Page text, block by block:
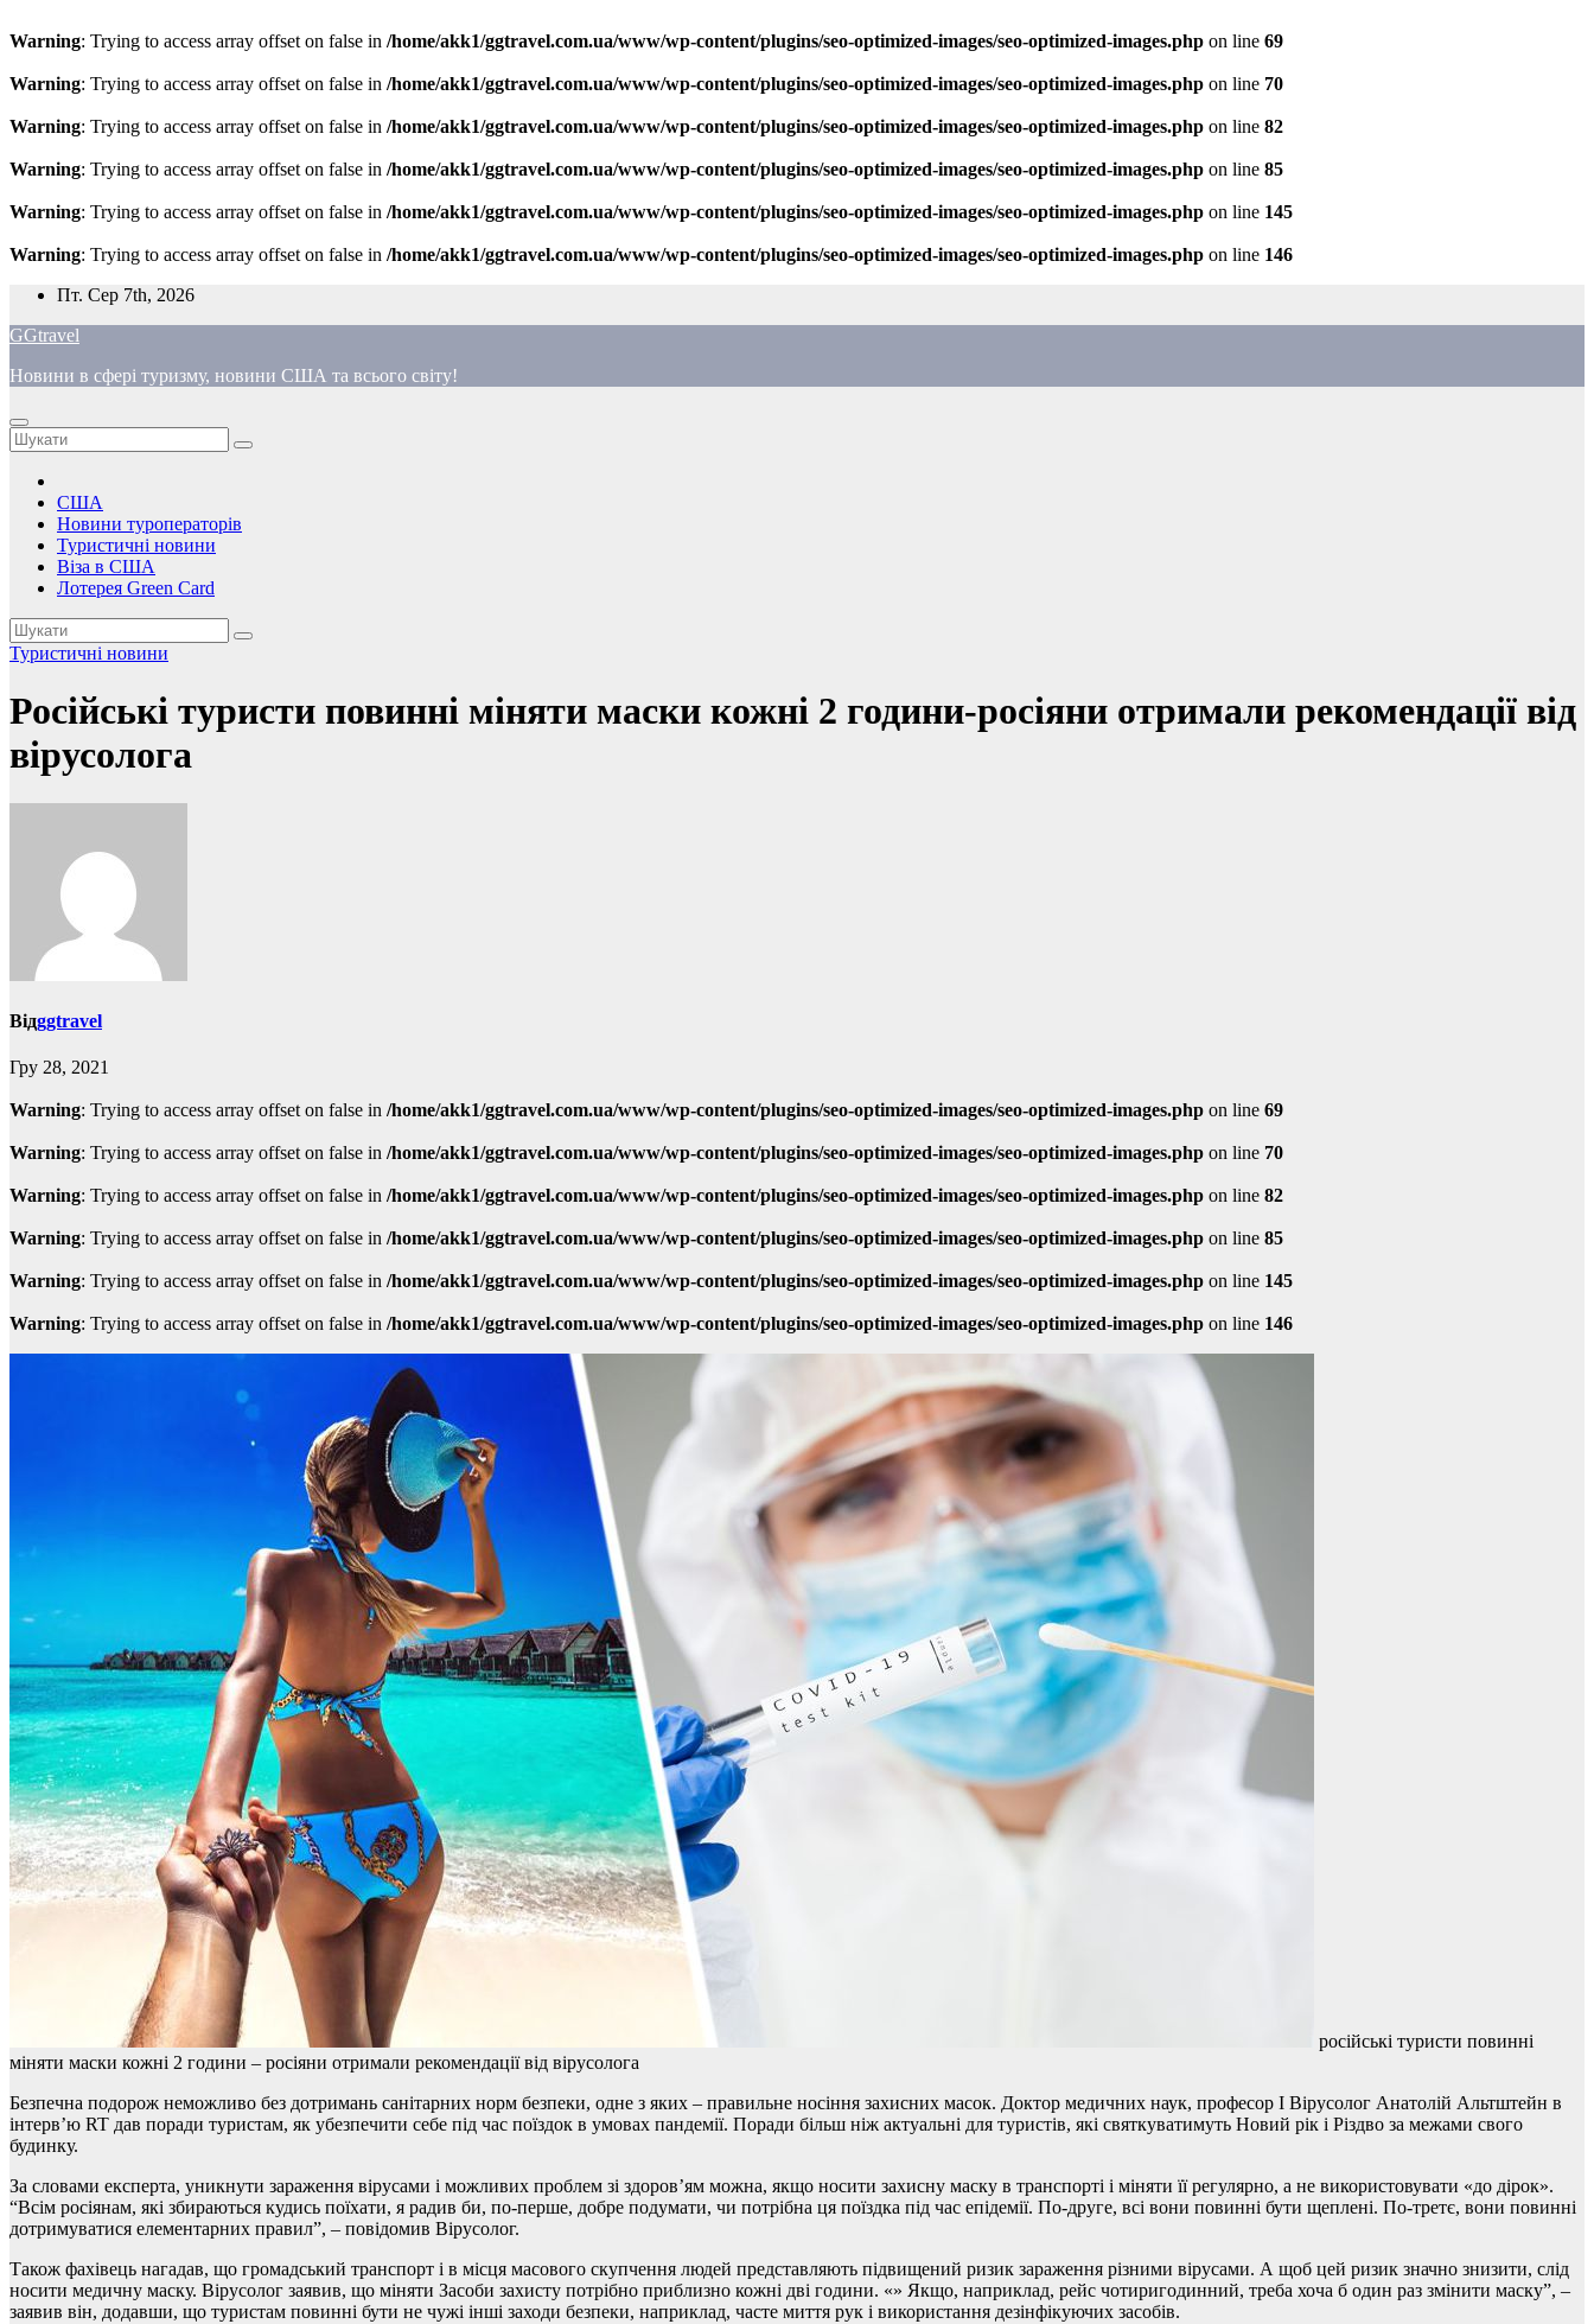
Warning: Trying to access array offset on false in /home/akk1/ggtravel.com.ua/www/wp-content/plugins/seo-optimized-images/seo-optimized-images.php on line 69
Warning: Trying to access array offset on false in /home/akk1/ggtravel.com.ua/www/wp-content/plugins/seo-optimized-images/seo-optimized-images.php on line 70
Warning: Trying to access array offset on false in /home/akk1/ggtravel.com.ua/www/wp-content/plugins/seo-optimized-images/seo-optimized-images.php on line 82
Warning: Trying to access array offset on false in /home/akk1/ggtravel.com.ua/www/wp-content/plugins/seo-optimized-images/seo-optimized-images.php on line 85
Warning: Trying to access array offset on false in /home/akk1/ggtravel.com.ua/www/wp-content/plugins/seo-optimized-images/seo-optimized-images.php on line 145
Warning: Trying to access array offset on false in /home/akk1/ggtravel.com.ua/www/wp-content/plugins/seo-optimized-images/seo-optimized-images.php on line 146
Перейти
вмісту
Пт. Сер 7th, 2026
GGtravel
Новини в сфері туризму, новини США та всього світу!
США
Новини туроператорів
Туристичні новини
Віза в США
Лотерея Green Card
Туристичні новини
Російські туристи повинні міняти маски кожні 2 години-росіяни отримали рекомендації від
вірусолога
Відggtravel
Гру 28, 2021
Warning: Trying to access array offset on false in /home/akk1/ggtravel.com.ua/www/wp-content/plugins/seo-optimized-images/seo-optimized-images.php on line 69
Warning: Trying to access array offset on false in /home/akk1/ggtravel.com.ua/www/wp-content/plugins/seo-optimized-images/seo-optimized-images.php on line 70
Warning: Trying to access array offset on false in /home/akk1/ggtravel.com.ua/www/wp-content/plugins/seo-optimized-images/seo-optimized-images.php on line 82
Warning: Trying to access array offset on false in /home/akk1/ggtravel.com.ua/www/wp-content/plugins/seo-optimized-images/seo-optimized-images.php on line 85
Warning: Trying to access array offset on false in /home/akk1/ggtravel.com.ua/www/wp-content/plugins/seo-optimized-images/seo-optimized-images.php on line 145
Warning: Trying to access array offset on false in /home/akk1/ggtravel.com.ua/www/wp-content/plugins/seo-optimized-images/seo-optimized-images.php on line 146
російські туристи повинні
міняти маски кожні 2 години – росіяни отримали рекомендації від вірусолога
Безпечна подорож неможливо без дотримань санітарних норм безпеки, одне з яких – правильне носіння захисних масок. Доктор медичних наук, професор І Вірусолог Анатолій Альтштейн в
інтерв’ю RT дав поради туристам, як убезпечити себе під час поїздок в умовах пандемії. Поради більш ніж актуальні для туристів, які святкуватимуть Новий рік і Різдво за межами свого
будинку.
За словами експерта, уникнути зараження вірусами і можливих проблем зі здоров’ям можна, якщо носити захисну маску в транспорті і міняти її регулярно, а не використовувати «до дірок».
“Всім росіянам, які збираються кудись поїхати, я радив би, по-перше, добре подумати, чи потрібна ця поїздка під час епідемії. По-друге, всі вони повинні бути щеплені. По-третє, вони повинні
дотримуватися елементарних правил”, – повідомив Вірусолог.
Також фахівець нагадав, що громадський транспорт і в місця масового скупчення людей представляють підвищений ризик зараження різними вірусами. А щоб цей ризик значно знизити, слід
носити медичну маску. Вірусолог заявив, що міняти Засоби захисту потрібно приблизно кожні дві години. «» Якщо, наприклад, рейс чотиригодинний, треба хоча б один раз змінити маску”, –
заявив він, додавши, що туристам повинні бути не чужі інші заходи безпеки, наприклад, часте миття рук і використання дезінфікуючих засобів.